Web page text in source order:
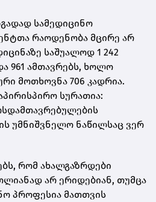
სამედიცინო
რაოდენობა მცირე არ
საშუალოდ 1 242
961 ამთავრებს, ხოლო
მოთხოვნა 706 კადრია.
სურათია:
უმნიშვნელო ნაწილსაც ვერ
რომ ახალგაზრდები
არ ერიდებიან, თუმცა
პროფესია მათთვის